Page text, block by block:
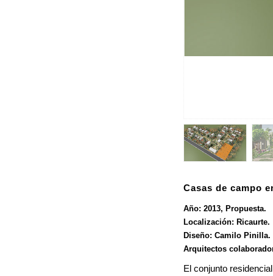
1/6
Casas de campo
Año: 2013, Propuesta.
Localización: Ricaurte.
Diseño: Camilo Pinilla.
Arquitectos
El conjunto